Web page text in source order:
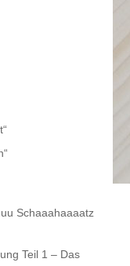
Schaaahaaaatz
Teil 1 – Das